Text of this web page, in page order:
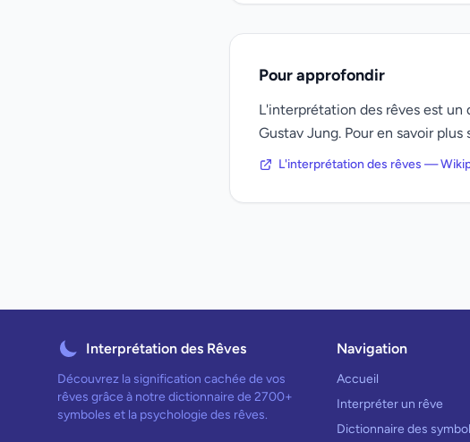
Pour approfondir
L'interprétation des rêves est
Gustav Jung. Pour en savoir
L'interprétation des rêves —
Interprétation des Rêves
Découvrez la signification cachée de vos
rêves grâce à notre dictionnaire de 2700+
symboles et la psychologie des rêves.
Navigation
Accueil
Interpréter un rêve
Dictionnaire des